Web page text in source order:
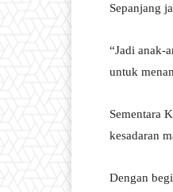
Sepanjang
“Jadi anak-
untuk
Sementara
kesadaran
Dengan